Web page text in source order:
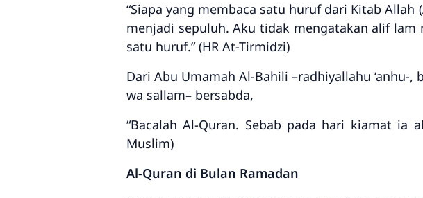
“Siapa yang membaca satu huruf dari Kitab
menjadi sepuluh. Aku tidak mengatakan alif
satu huruf.” (HR At-Tirmidzi)
Dari Abu Umamah Al-Bahili –radhiyallahu ‘anhu-
wa sallam– bersabda,
“Bacalah Al-Quran. Sebab pada hari kiamat ia
Muslim)
Al-Quran di Bulan Ramadan